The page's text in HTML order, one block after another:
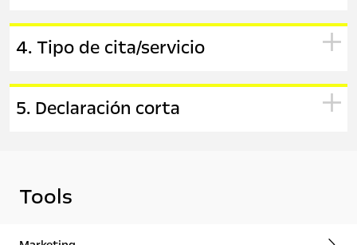
4. Tipo de cita/servicio
5. Declaración corta
Tools